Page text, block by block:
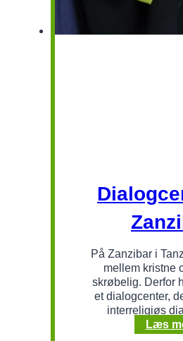
På Zanzibar i
mellem kristne
skrøbelig. Derfor
et dialogcenter,
interreligiøs
Læs